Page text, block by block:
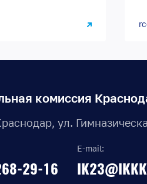
комиссия
ул.
29-16
E-mail: